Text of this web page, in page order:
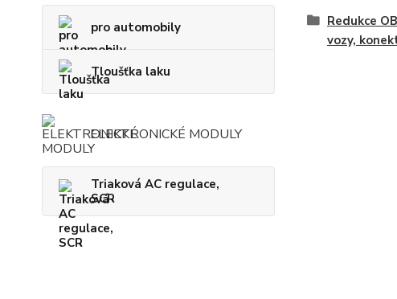
pro automobily
Tloušťka laku
ELEKTRONICKÉ MODULY
Triaková AC regulace,
SCR
Redukce
vozy,